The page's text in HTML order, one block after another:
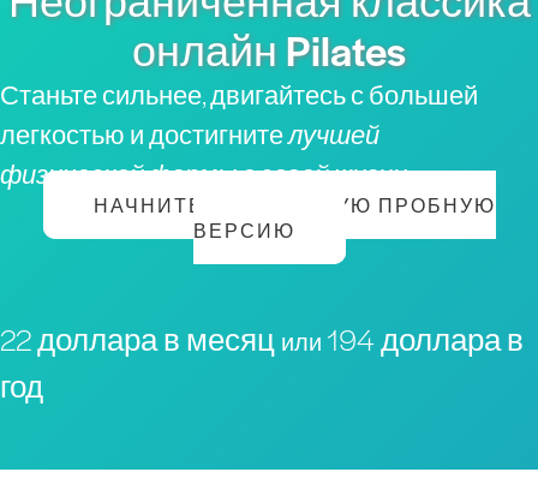
онлайн Pilates
Станьте сильнее, двигайтесь с большей
легкостью и достигнителучшей
физической формы в своей жизни
НАЧНИТЕ БЕСПЛАТНУЮ ПРОБНУЮ
ВЕРСИЮ
22 доллара в месяц или 194 доллара в
год